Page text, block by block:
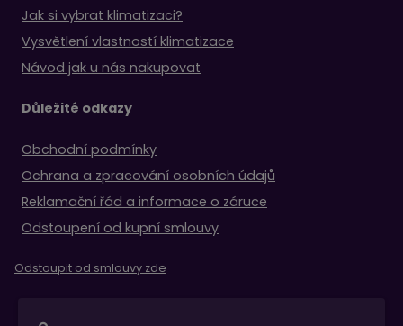
Jak si vybrat klimatizaci?
Vysvětlení vlastností klimatizace
Návod jak u nás nakupovat
Důležité odkazy
Obchodní podmínky
Ochrana a zpracování osobních údajů
Reklamační řád a informace o záruce
Odstoupení od kupní smlouvy
Odstoupit od smlouvy zde